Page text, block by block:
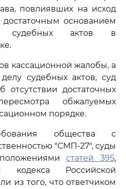
повлиявших на исход
основанием
судебных актов в
кассационной жалобы, а
судебных актов, суд
достаточных
обжалуемых
порядке.
общества с
"СМП-27", суды
положениямистатей 395,
кодекса Российской
из того, что ответчиком